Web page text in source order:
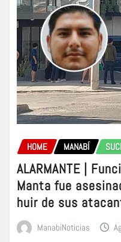
HOME MANABÍ
ALARMANTE |
Manta fue
huir de sus
ManabiNoticias